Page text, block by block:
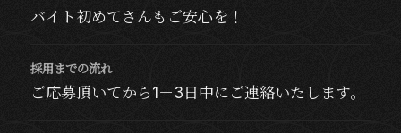
バイト初めてさんもご安心を！
採用までの流れ
ご応募頂いてから1－3日中にご連絡いたします。